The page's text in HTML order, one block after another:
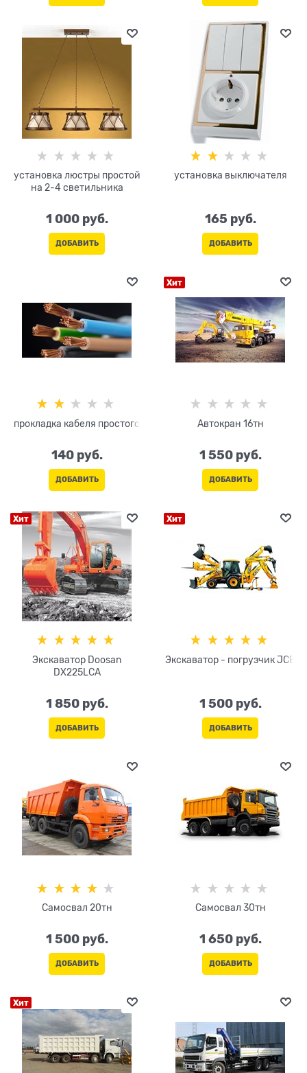
установка люстры простой
на 2-4 светильника
1 000 руб.
ДОБАВИТЬ
установка выключателя
165 руб.
ДОБАВИТЬ
прокладка кабеля простого
140 руб.
ДОБАВИТЬ
Хит
Автокран 16тн
1 550 руб.
ДОБАВИТЬ
Хит
Экскаватор Doosan
DX225LCA
1 850 руб.
ДОБАВИТЬ
Хит
Экскаватор - погрузчик JCB
1 500 руб.
ДОБАВИТЬ
Самосвал 20тн
1 500 руб.
ДОБАВИТЬ
Самосвал 30тн
1 650 руб.
ДОБАВИТЬ
Хит